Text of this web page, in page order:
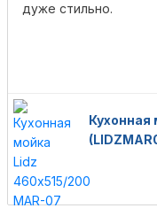
дуже стильно.
Кухонная